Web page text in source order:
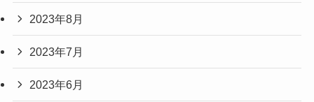
2023年8月
2023年7月
2023年6月